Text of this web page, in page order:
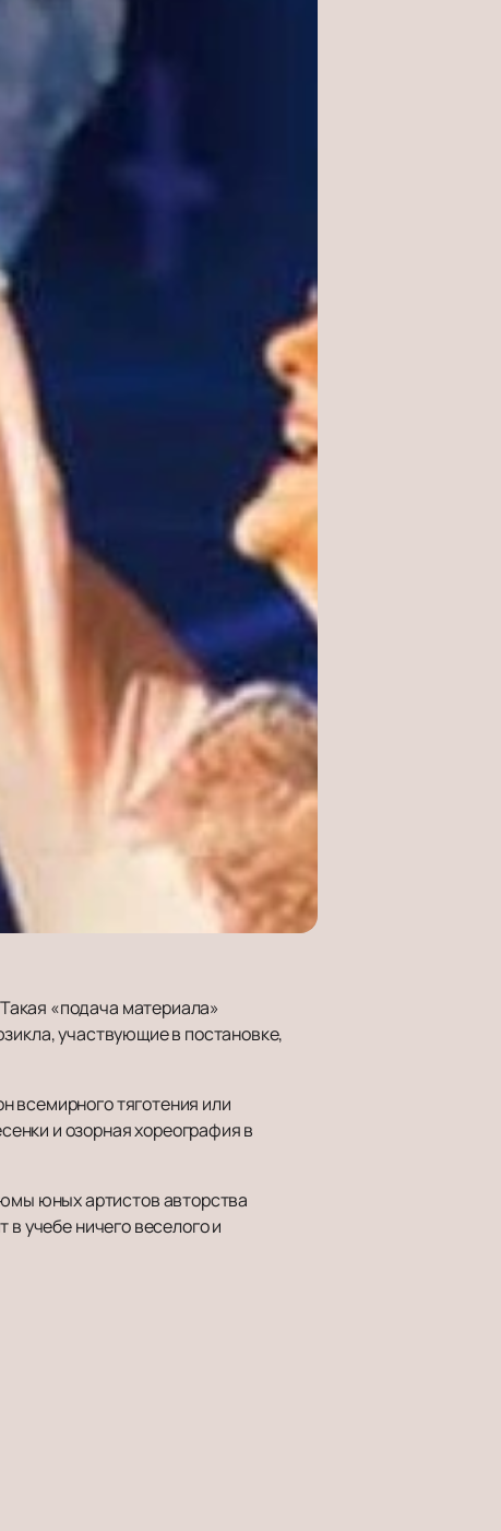
«подача материала»
участвующие в постановке,
всемирного тяготения или
и озорная хореография в
юных артистов авторства
учебе ничего веселого и